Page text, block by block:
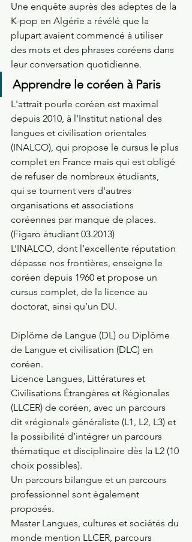
Une enquête auprès des adeptes de la
K-pop en Algérie a révélé que la
plupart avaient commencé à utiliser
des mots et des phrases coréens dans
leur conversation quotidienne.
Apprendre le coréen à Paris
L'attrait pourle coréen est maximal
depuis 2010, à l'Institut national des
langues et civilisation orientales
(INALCO), qui propose le cursus le plus
complet en France mais qui est obligé
de refuser de nombreux étudiants,
qui se tournent vers d'autres
organisations et associations
coréennes par manque de places.
(Figaro étudiant 03.2013)
L’INALCO, dont l’excellente réputation
dépasse nos frontières, enseigne le
coréen depuis 1960 et propose un
cursus complet, de la licence au
doctorat, ainsi qu’un DU.
Diplôme de Langue (DL) ou Diplôme
de Langue et civilisation (DLC) en
coréen.
Licence Langues, Littératures et
Civilisations Étrangères et Régionales
(LLCER) de coréen, avec un parcours
dit «régional» généraliste (L1, L2, L3) et
la possibilité d’intégrer un parcours
thématique et disciplinaire dès la L2 (10
choix possibles).
Un parcours bilangue et un parcours
professionnel sont également
proposés.
Master Langues, cultures et sociétés du
monde mention LLCER, parcours